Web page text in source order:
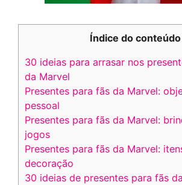
Índice do conteúdo
30 ideias para arrasar nos
da Marvel
Presentes para fãs da Marvel:
pessoal
Presentes para fãs da Marvel:
jogos
Presentes para fãs da Marvel:
decoração
30 ideias de presentes para fãs